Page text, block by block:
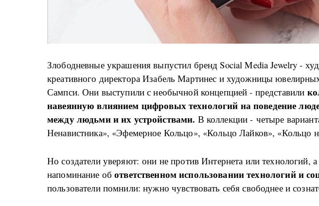
Злободневные украшения выпустил бренд Social Media Jewelry -
креативного директора Изабель Мартинес и художницы
Сампси. Они выступили с необычной концепцией - представили
навеянную влиянием цифровых технологий на поведение
между людьми и их устройствами. В коллекции - четыре
Ненавистника», «Эфемерное Кольцо», «Кольцо Лайков», «Кольцо
Но создатели уверяют: они не против Интернета или технологий,
напоминание обответственном использовании технологий и
пользователи помнили: нужно чувствовать себя свободнее и